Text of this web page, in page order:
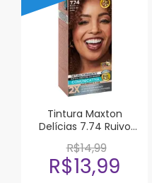
Tintura Maxton
Delícias 7.74 Ruivo
R$14,99
R$13,99